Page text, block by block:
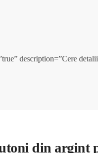
description=”Cere
din argint